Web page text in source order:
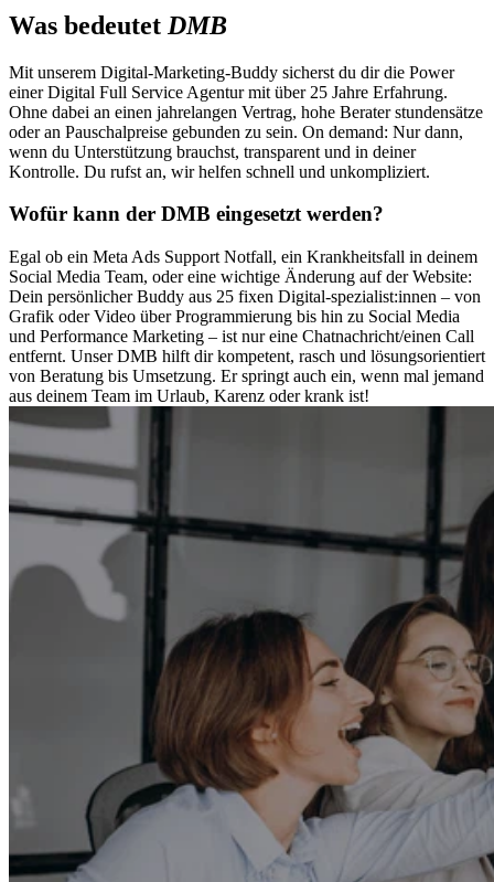
Was bedeutet DMB
Mit unserem Digital-Marketing-Buddy sicherst du dir die Power
einer Digital Full Service Agentur mit über 25 Jahre Erfahrung.
Ohne dabei an einen jahrelangen Vertrag, hohe Berater stundensätze
oder an Pauschalpreise gebunden zu sein. On demand: Nur dann,
wenn du Unterstützung brauchst, transparent und in deiner
Kontrolle. Du rufst an, wir helfen schnell und unkompliziert.
Wofür kann der DMB eingesetzt werden?
Egal ob ein Meta Ads Support Notfall, ein Krankheitsfall in deinem
Social Media Team, oder eine wichtige Änderung auf der Website:
Dein persönlicher Buddy aus 25 fixen Digital-spezialist:innen – von
Grafik oder Video über Programmierung bis hin zu Social Media
und Performance Marketing – ist nur eine Chatnachricht/einen Call
entfernt. Unser DMB hilft dir kompetent, rasch und lösungsorientiert
von Beratung bis Umsetzung. Er springt auch ein, wenn mal jemand
aus deinem Team im Urlaub, Karenz oder krank ist!